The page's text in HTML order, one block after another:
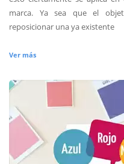
marca. Ya sea que el
reposicionar una ya existente
Ver más